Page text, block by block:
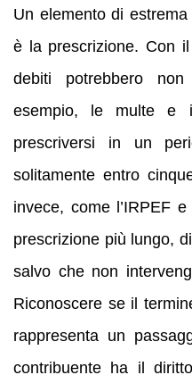
Un elemento di
è la prescrizione. Con
debiti potrebbero
esempio, le multe e
prescriversi in un
solitamente entro
invece, come l’IRPEF
prescrizione più lungo,
salvo che non
Riconoscere se il
rappresenta un
contribuente ha il